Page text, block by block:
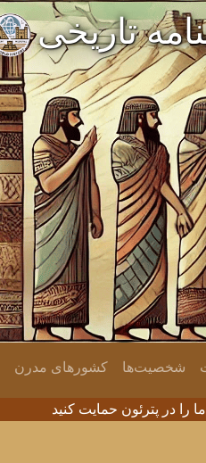
تاریخی
کشورهای مدرن شخصیت‌ها
ما را در پترئون حمایت کنید